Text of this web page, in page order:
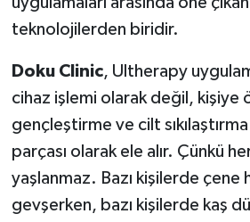
teknolojilerden biridir.
Doku Clinic, Ultherapy
cihaz işlemi olarak değil, kişiye
gençleştirme ve cilt
parçası olarak ele alır. Çünkü
yaşlanmaz. Bazı kişilerde çene
gevşerken, bazı kişilerde kaş